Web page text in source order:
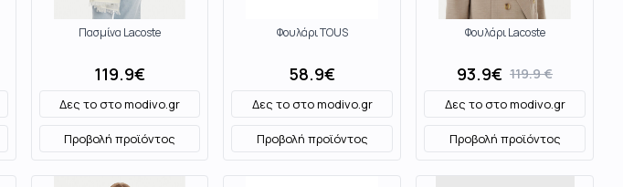
Πασμίνα Lacoste
119.9€
Δες το στοmodivo.gr
Προβολή προϊόντος
Φουλάρι TOUS
58.9€
Δες το στοmodivo.gr
Προβολή προϊόντος
Φουλάρι Lacoste
93.9€ 119.9€
Δες το στοmodivo.gr
Προβολή προϊόντος